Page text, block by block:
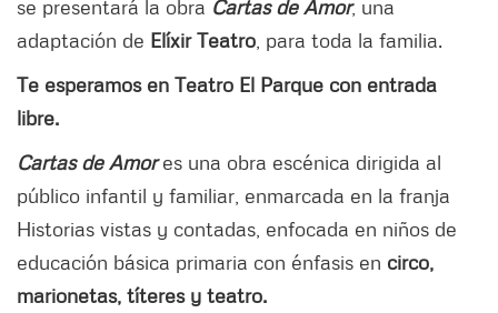
se presentará la obra Cartas de Amor, una
adaptación de Elíxir Teatro , para toda la familia.
Te esperamos en Teatro El Parque con entrada
libre.
Cartas de Amores una obra escénica dirigida al
público infantil y familiar, enmarcada en la franja
Historias vistas y contadas, enfocada en niños de
educación básica primaria con énfasis en circo,
marionetas, títeres y teatro.